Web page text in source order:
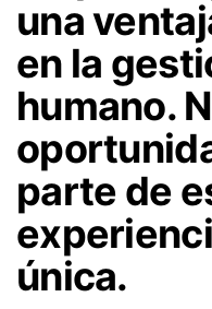
una
en la
humano.
parte de
única.